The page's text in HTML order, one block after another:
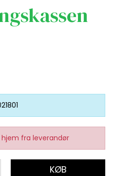
hjem fra leverandør
KØB